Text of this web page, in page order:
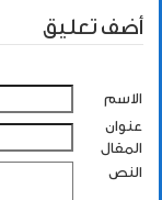
أضف تعليق
الاسم
عنوان
المقال
النص